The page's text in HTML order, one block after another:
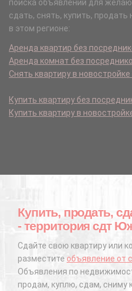
поиска объявлений для
сдать, снять, купить,
в этом регионе:
Аренда квартир без
Аренда комнат без
Снять квартиру в
Купить квартиру без
Купить квартиру в
Купить, продать,
- территория сдт
Сдайте свою квартиру или
разместите объявление от
Объявления по
продам, куплю, сдам, сниму